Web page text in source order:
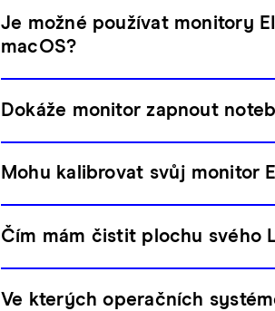
Je možné používat monitory
macOS?
Dokáže monitor zapnout
Mohu kalibrovat svůj monitor
Čím mám čistit plochu svého
Ve kterých operačních